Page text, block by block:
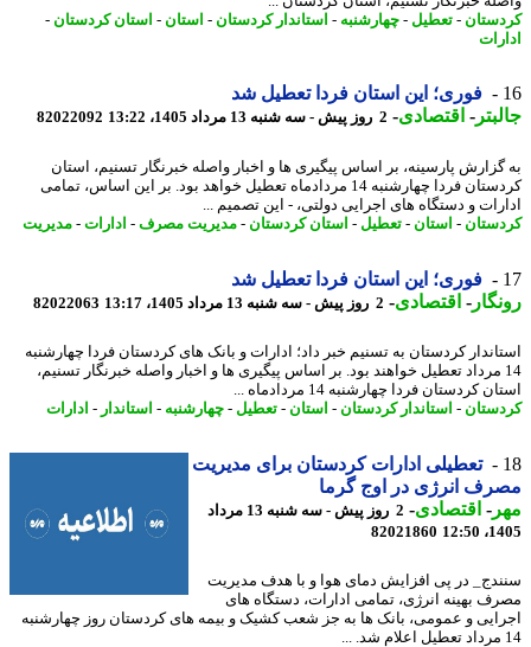
-تعطیل-چهارشنبه-استاندار کردستان-استان-استان کردستان-
فوری؛ این استان فردا تعطیل شد
-اقتصادی-2 روز پیش - سه شنبه 13 مرداد 1405، 13:22 82022092
پارسینه، بر اساس پیگیری ها و اخبار واصله خبرنگار تسنیم، استان
کردستان فردا چهارشنبه 14 مردادماه تعطیل خواهد بود. بر این اساس، تمامی
و دستگاه های اجرایی دولتی، - این تصمیم ...
-استان-تعطیل-استان کردستان-مدیریت مصرف- ادارات - مدیریت
فوری؛ این استان فردا تعطیل شد
-اقتصادی-2 روز پیش - سه شنبه 13 مرداد 1405، 13:17 82022063
کردستان به تسنیم خبر داد؛ ادارات و بانک های کردستان فردا چهارشنبه
مرداد تعطیل خواهند بود. بر اساس پیگیری ها و اخبار واصله خبرنگار تسنیم،
کردستان فردا چهارشنبه 14 مردادماه ...
-استاندار کردستان-استان-تعطیل-چهارشنبه-استاندار-ادارات
تعطیلی ادارات کردستان برای مدیریت
انرژی در اوج گرما
-اقتصادی-
2 روز پیش - سه شنبه 13 مرداد
82021860
در پی افزایش دمای هوا و با هدف مدیریت
بهینه انرژی، تمامی ادارات، دستگاه های
و عمومی، بانک ها به جز شعب کشیک و بیمه های کردستان روز چهارشنبه